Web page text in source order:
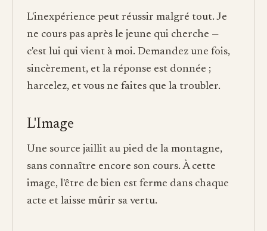
L'inexpérience peut réussir malgré tout. Je
ne cours pas après le jeune qui cherche —
c'est lui qui vient à moi. Demandez une fois,
sincèrement, et la réponse est donnée ;
harcelez, et vous ne faites que la troubler.
L'Image
Une source jaillit au pied de la montagne,
sans connaître encore son cours. À cette
image, l'être de bien est ferme dans chaque
acte et laisse mûrir sa vertu.